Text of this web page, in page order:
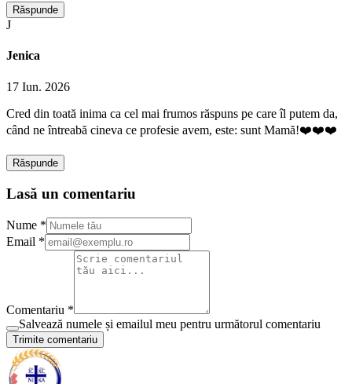
Răspunde
J
Jenica
17 Iun. 2026
Cred din toată inima ca cel mai frumos răspuns pe care îl putem da,
când ne întreabă cineva ce profesie avem, este: sunt Mamă!❤️❤️❤️
Răspunde
Lasă un comentariu
Nume *
Email *
Comentariu *
Salvează numele și emailul meu pentru următorul comentariu
Trimite comentariu